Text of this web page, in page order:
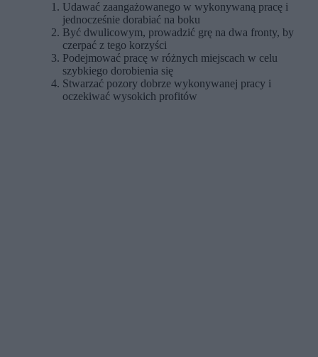
Udawać zaangażowanego w wykonywaną pracę i
jednocześnie dorabiać na boku
Być dwulicowym, prowadzić grę na dwa fronty, by
czerpać z tego korzyści
Podejmować pracę w różnych miejscach w celu
szybkiego dorobienia się
Stwarzać pozory dobrze wykonywanej pracy i
oczekiwać wysokich profitów